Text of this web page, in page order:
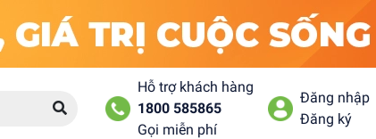
Hỗ trợ khách hàng
1800 585865
Gọi miễn phí
Đăng nhập
Đăng ký